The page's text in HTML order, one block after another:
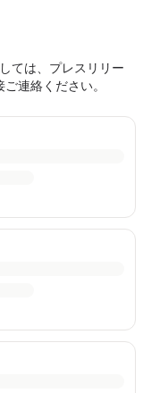
ては、プレスリリー
連絡ください。